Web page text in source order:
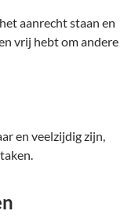
aanrecht staan en
vrij hebt om andere
en veelzijdig zijn,